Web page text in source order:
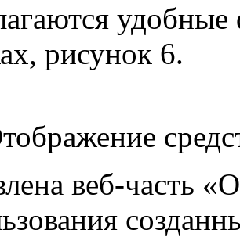
рисунок 6.
веб-часть